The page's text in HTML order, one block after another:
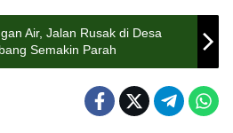
Air, Jalan Rusak di Desa
Semakin Parah